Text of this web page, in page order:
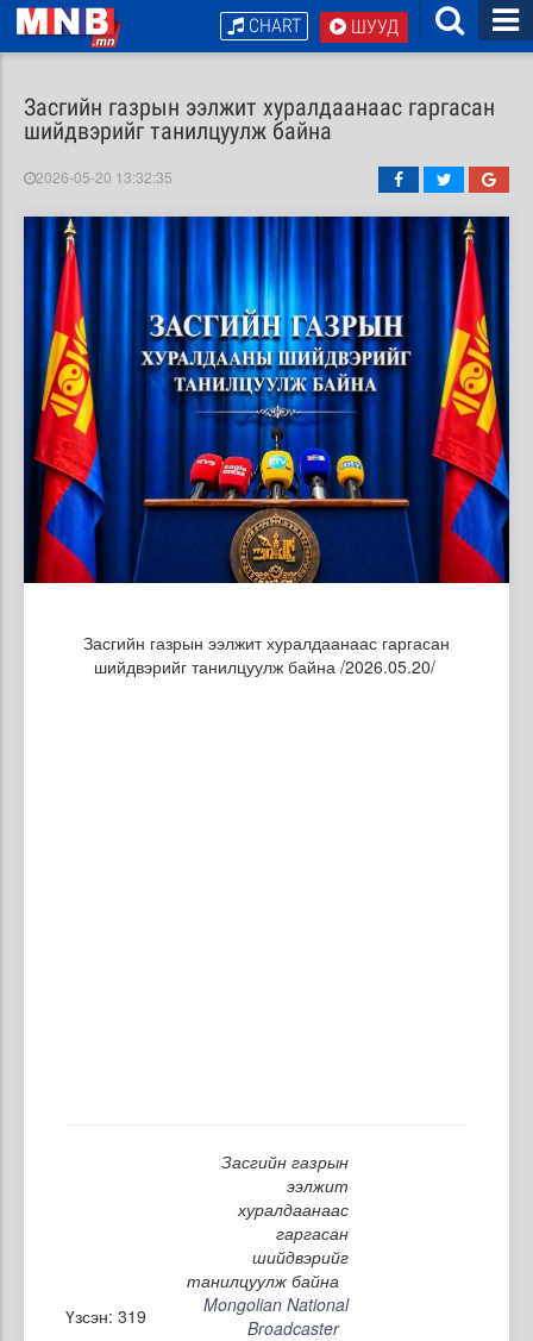
ШУУД
CHART
Засгийн газрын ээлжит хуралдаанаас гаргасан
шийдвэрийг танилцуулж байна
2026-05-20 13:32:35
Засгийн газрын ээлжит хуралдаанаас гаргасан
шийдвэрийг танилцуулж байна /2026.05.20/
Засгийн газрын
ээлжит
хуралдаанаас
гаргасан
шийдвэрийг
танилцуулж байна
Үзсэн: 319
Mongolian National
Broadcaster